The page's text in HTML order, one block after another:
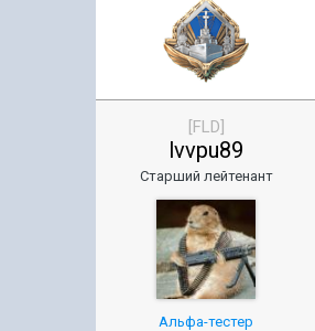
[FLD]
lvvpu89
Старший лейтенант
Альфа-тестер